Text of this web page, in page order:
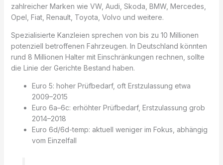
zahlreicher Marken wie VW, Audi, Skoda, BMW, Mercedes,
Opel, Fiat, Renault, Toyota, Volvo und weitere.
Spezialisierte Kanzleien sprechen von bis zu 10 Millionen
potenziell betroffenen Fahrzeugen. In Deutschland könnten
rund 8 Millionen Halter mit Einschränkungen rechnen, sollte
die Linie der Gerichte Bestand haben.
Euro 5: hoher Prüfbedarf, oft Erstzulassung etwa
2009–2015
Euro 6a–6c: erhöhter Prüfbedarf, Erstzulassung grob
2014–2018
Euro 6d/6d-temp: aktuell weniger im Fokus, abhängig
vom Einzelfall